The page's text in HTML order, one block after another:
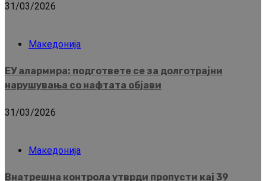
31/03/2026
Македонија
ЕУ алармира: подгответе се за долготрајни
нарушувања со нафтата објави
31/03/2026
Македонија
Внатрешна контрола утврди пропусти кај 39